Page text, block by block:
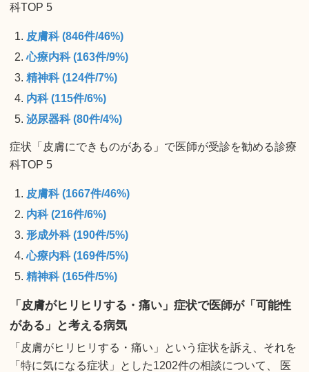
科TOP 5
皮膚科 (846件/46%)
心療内科 (163件/9%)
精神科 (124件/7%)
内科 (115件/6%)
泌尿器科 (80件/4%)
症状「皮膚にできものがある」で医師が受診を勧める診療
科TOP 5
皮膚科 (1667件/46%)
内科 (216件/6%)
形成外科 (190件/5%)
心療内科 (169件/5%)
精神科 (165件/5%)
「皮膚がヒリヒリする・痛い」症状で医師が「可能性
がある」と考える病気
「皮膚がヒリヒリする・痛い」という症状を訴え、それを
「特に気になる症状」とした1202件の相談について、 医